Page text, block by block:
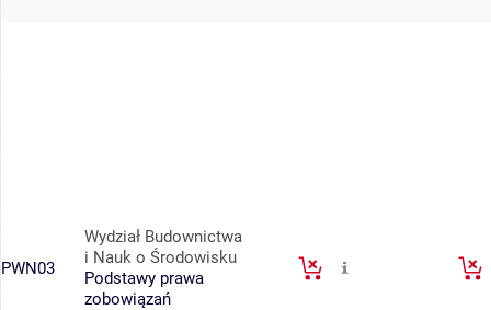
PWN03
Wydział Budownictwa
i Nauk o Środowisku
Podstawy prawa
zobowiązań